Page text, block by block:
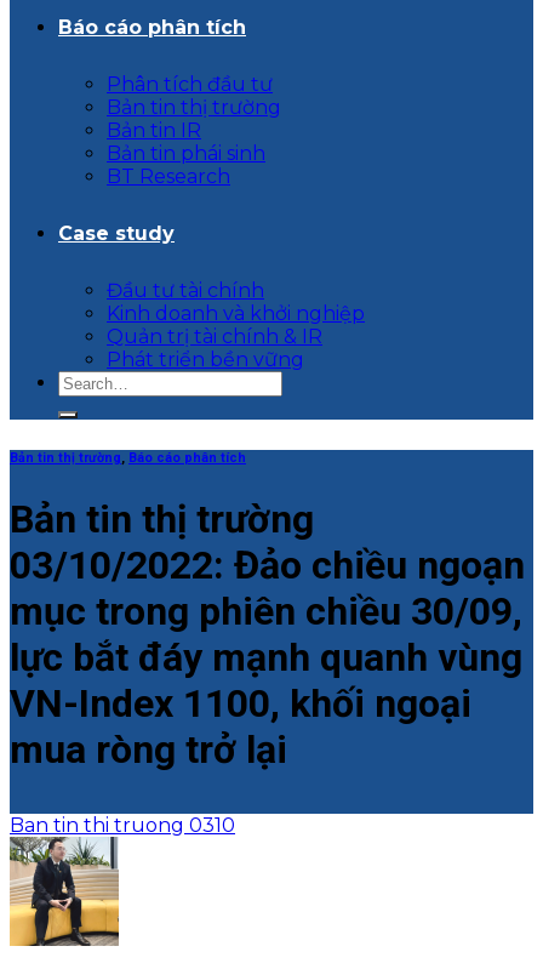
Báo cáo phân tích
Phân tích đầu tư
Bản tin thị trường
Bản tin IR
Bản tin phái sinh
BT Research
Case study
Đầu tư tài chính
Kinh doanh và khởi nghiệp
Quản trị tài chính & IR
Phát triển bền vững
Bản tin thị trường, Báo cáo phân tích
Bản tin thị trường
03/10/2022: Đảo chiều ngoạn
mục trong phiên chiều 30/09,
lực bắt đáy mạnh quanh vùng
VN-Index 1100, khối ngoại
mua ròng trở lại
Ban tin thi truong 0310